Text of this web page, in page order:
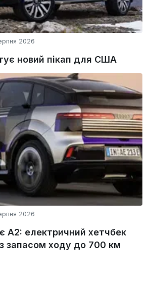
2026
новий пікап для США
2026
A2: електричний хетчбек
запасом ходу до 700 км